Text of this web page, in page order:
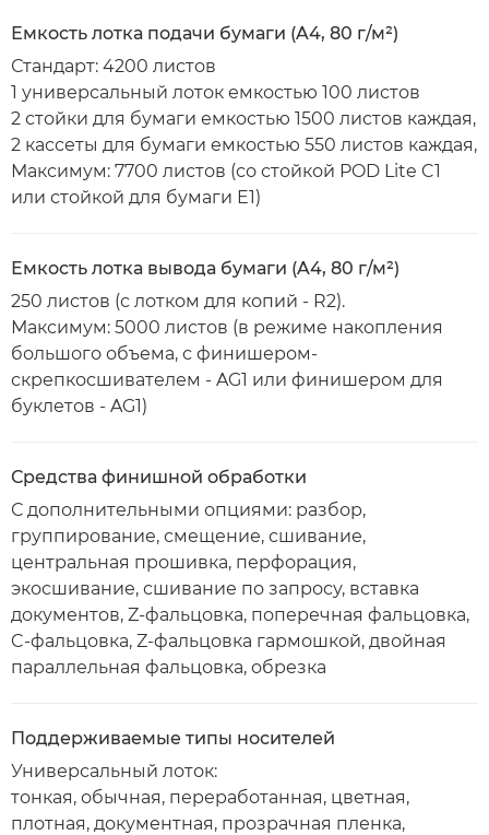
Емкость лотка подачи бумаги (A4, 80 г/м²)
Стандарт: 4200 листов
1 универсальный лоток емкостью 100 листов
2 стойки для бумаги емкостью 1500 листов каждая,
2 кассеты для бумаги емкостью 550 листов каждая,
Максимум: 7700 листов (со стойкой POD Lite C1
или стойкой для бумаги E1)
Емкость лотка вывода бумаги (A4, 80 г/м²)
250 листов (с лотком для копий - R2).
Максимум: 5000 листов (в режиме накопления
большого объема, с финишером-
скрепкосшивателем - AG1 или финишером для
буклетов - AG1)
Средства финишной обработки
С дополнительными опциями: разбор,
группирование, смещение, сшивание,
центральная прошивка, перфорация,
экосшивание, сшивание по запросу, вставка
документов, Z-фальцовка, поперечная фальцовка,
C-фальцовка, Z-фальцовка гармошкой, двойная
параллельная фальцовка, обрезка
Поддерживаемые типы носителей
Универсальный лоток:
тонкая, обычная, переработанная, цветная,
плотная, документная, прозрачная пленка,